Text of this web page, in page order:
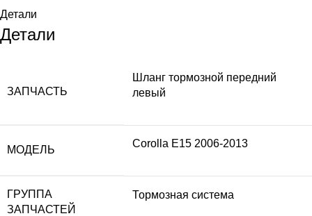
Детали
Детали
ЗАПЧАСТЬ
Шланг тормозной передний
левый
МОДЕЛЬ
Corolla E15 2006-2013
ГРУППА
ЗАПЧАСТЕЙ
Тормозная система